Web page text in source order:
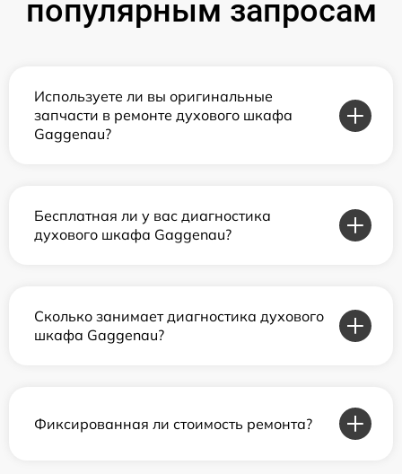
популярным запросам
Используете ли вы оригинальные
запчасти в ремонте духового шкафа
Gaggenau?
Бесплатная ли у вас диагностика
духового шкафа Gaggenau?
Сколько занимает диагностика духового
шкафа Gaggenau?
Фиксированная ли стоимость ремонта?